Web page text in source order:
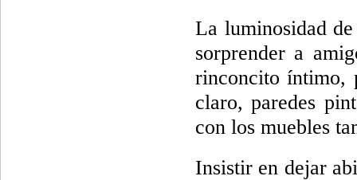
La luminosidad
sorprender a
rinconcito íntimo,
claro, paredes
con los muebles
Insistir en dejar